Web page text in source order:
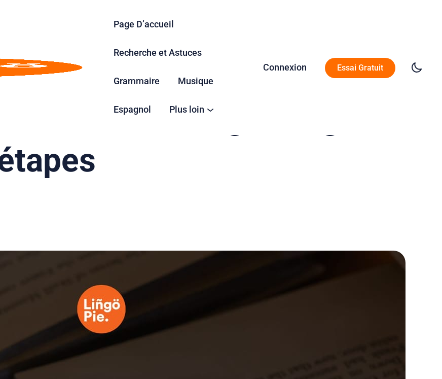
Page D’accueil
Recherche et Astuces
Grammaire Musique
Espagnol Plus loin
Connexion Essai Gratuit
être en anglais : guide